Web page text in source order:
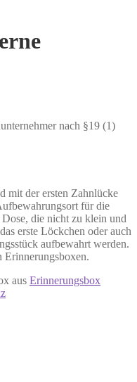
nach §19 (1)
mit der ersten Zahnlücke
für die
die nicht zu klein und
erste Löckchen oder auch
aufbewahrt werden.
Erinnerungsboxen.
aus Erinnerungsbox